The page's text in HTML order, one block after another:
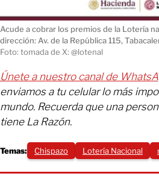
Acude a cobrar los premios de la Lotería
dirección: Av. de la República 115,
Foto: tomada de X: @lotenal
Únete a nuestro canal de
enviamos a tu celular lo más
mundo. Recuerda que una
tiene La Razón.
Temas: Chispazo Lotería Nacional